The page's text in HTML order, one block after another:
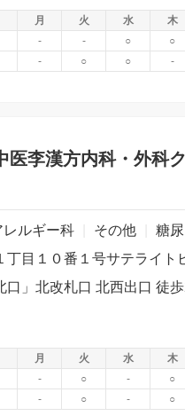
月 火 水
木
- - ○
○
- ○ ○ -
医李漢方内科・外科
レルギー科 その他 糖尿病内科
月 火 水
木
- ○ -
○
- ○ - ○